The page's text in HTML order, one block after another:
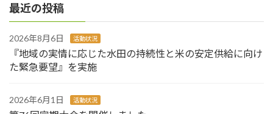
最近の投稿
2026年8月6日 活動状況
『地域の実情に応じた水田の持続性と米の安定供給に向け
た緊急要望』を実施
2026年6月1日 活動状況